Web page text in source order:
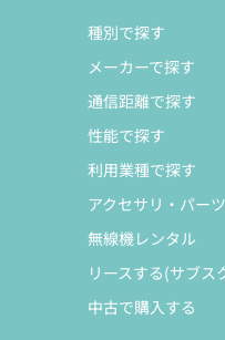
種別で探す
メーカーで探す
通信距離で探す
性能で探す
利用業種で探す
アクセサリ・パーツ
無線機レンタル
リースする(サブス
中古で購入する